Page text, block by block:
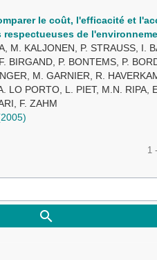
le coût, l'efficacité et
de
M. KALJONEN, P. STRAUSS, I.
BIRGAND, P. BONTEMS, P.
M. GARNIER, R.
LO PORTO, L. PIET, M.N. RIPA,
F. ZAHM
1